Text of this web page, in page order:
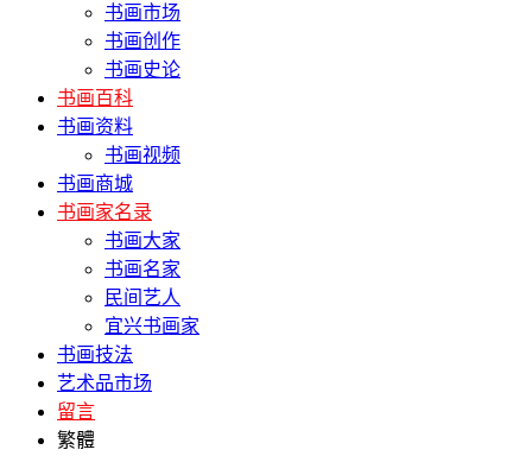
书画市场
书画创作
书画史论
书画百科
书画资料
书画视频
书画商城
书画家名录
书画大家
书画名家
民间艺人
宜兴书画家
书画技法
艺术品市场
留言
繁體